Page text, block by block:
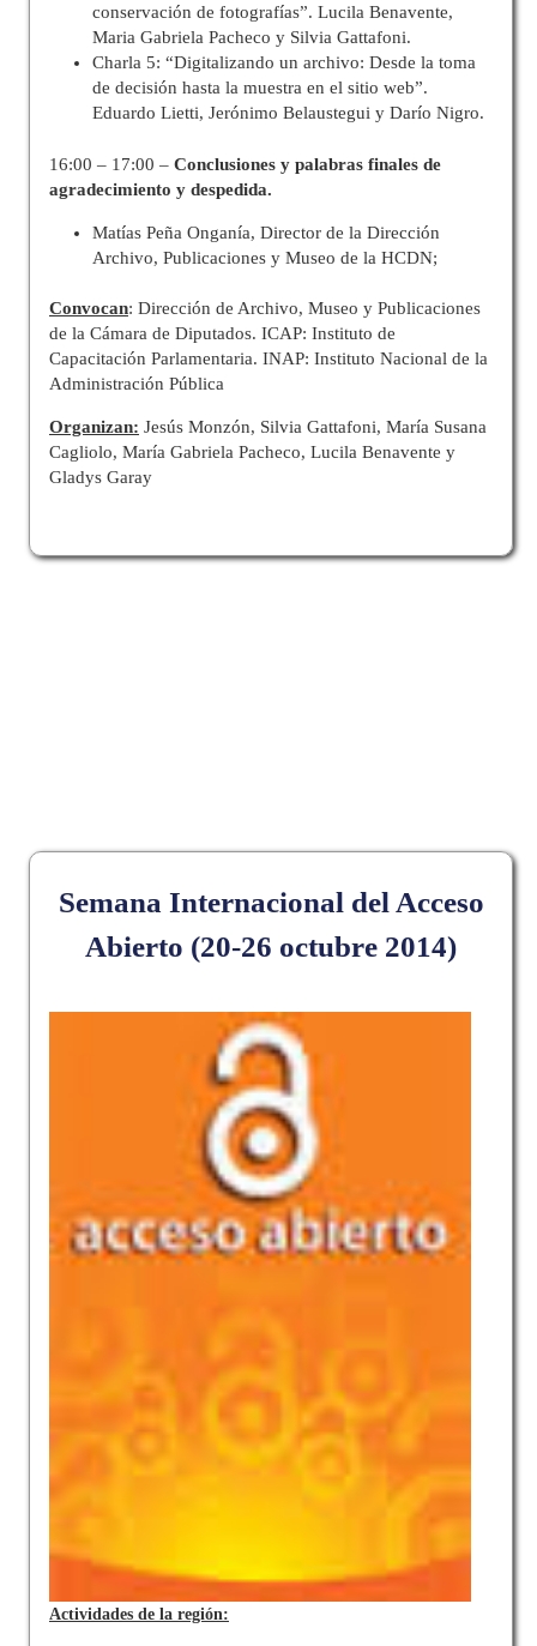
conservación de fotografías”. Lucila Benavente,
Maria Gabriela Pacheco y Silvia Gattafoni.
Charla 5: “Digitalizando un archivo: Desde la toma
de decisión hasta la muestra en el sitio web”.
Eduardo Lietti, Jerónimo Belaustegui y Darío Nigro.
16:00 – 17:00 – Conclusiones y palabras finales de
agradecimiento y despedida.
Matías Peña Onganía, Director de la Dirección
Archivo, Publicaciones y Museo de la HCDN;
Convocan: Dirección de Archivo, Museo y Publicaciones
de la Cámara de Diputados. ICAP: Instituto de
Capacitación Parlamentaria. INAP: Instituto Nacional de la
Administración Pública
Organizan: Jesús Monzón, Silvia Gattafoni, María Susana
Cagliolo, María Gabriela Pacheco, Lucila Benavente y
Gladys Garay
Fecha de evento:
Semana Internacional del Acceso
Abierto (20-26 octubre 2014)
Actividades de la región: